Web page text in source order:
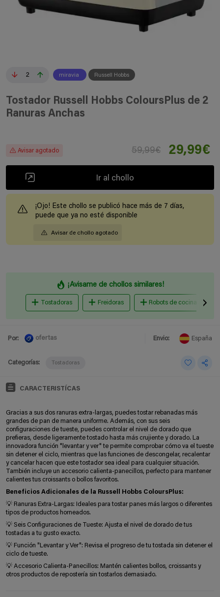
2 miravia Russell Hobbs
Tostador Russell Hobbs ColoursPlus de 2
Ranuras Anchas
Avisar agotado 59,99€ 29,99€
Ir al chollo
¡Ojo! Este chollo se publicó hace más de 7 días,
puede que ya no esté disponible
Avisar de chollo agotado
¡Avisame de chollos similares!
Tostadoras Freidoras Robots de cocina
Por: ofertas Envio: España
Categorías: Tostadoras
CARACTERISTÍCAS
Gracias a sus dos ranuras extra-largas, puedes tostar rebanadas más
grandes de pan de manera uniforme. Además, con sus seis
configuraciones de tueste, puedes controlar el nivel de dorado que
prefieras, desde ligeramente tostado hasta más crujiente y dorado. La
innovadora función "levantar y ver" te permite comprobar cómo va el tueste
sin detener el ciclo, mientras que las funciones de descongelar, recalentar
y cancelar hacen que este tostador sea ideal para cualquier situación.
También incluye un accesorio calienta-panecillos, perfecto para mantener
calientes tus croissants o bollos favoritos.
Beneficios Adicionales de la Russell Hobbs ColoursPlus:
💡 Ranuras Extra-Largas: Ideales para tostar panes más largos o diferentes
tipos de productos horneados.
💡 Seis Configuraciones de Tueste: Ajusta el nivel de dorado de tus
tostadas a tu gusto exacto.
💡 Función "Levantar y Ver": Revisa el progreso de tu tostada sin detener el
ciclo de tueste.
💡 Accesorio Calienta-Panecillos: Mantén calientes bollos, croissants y
otros productos de repostería sin tostarlos demasiado.